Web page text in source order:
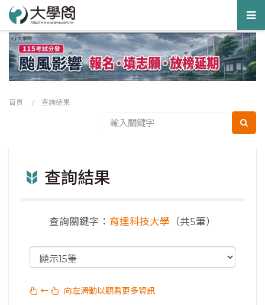
首頁 / 查詢結果
查詢結果
查詢關鍵字： 育達科技大學 （共5筆）
← 向左滑動以觀看更多資訊